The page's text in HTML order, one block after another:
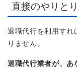
直接のやりと
退職代行を利用すれ
りません。
退職代行業者が、あ